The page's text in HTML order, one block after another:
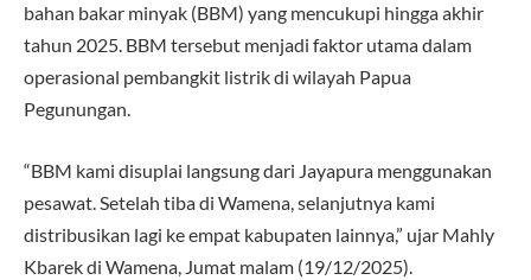
bahan bakar minyak (BBM) yang mencukupi hingga akhir
tahun 2025. BBM tersebut menjadi faktor utama dalam
operasional pembangkit listrik di wilayah Papua
Pegunungan.
“BBM kami disuplai langsung dari Jayapura menggunakan
pesawat. Setelah tiba di Wamena, selanjutnya kami
distribusikan lagi ke empat kabupaten lainnya,” ujar Mahly
Kbarek di Wamena, Jumat malam (19/12/2025).